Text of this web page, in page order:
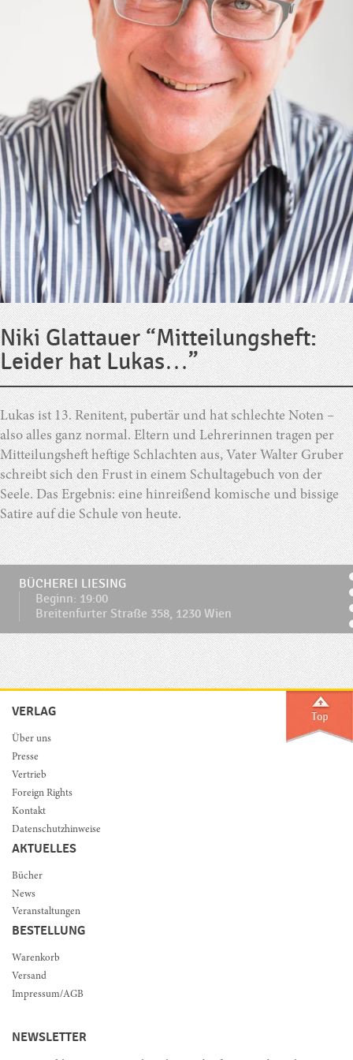
Niki Glattauer “Mitteilungsheft:
Leider hat Lukas…”
Lukas ist 13. Renitent, pubertär und hat schlechte Noten –
also alles ganz normal. Eltern und Lehrerinnen tragen per
Mitteilungsheft heftige Schlachten aus, Vater Walter Gruber
schreibt sich den Frust in einem Schultagebuch von der
Seele. Das Ergebnis: eine hinreißend komische und bissige
Satire auf die Schule von heute.
BÜCHEREI LIESING
Beginn: 19:00
Breitenfurter Straße 358, 1230 Wien
VERLAG
Über uns
Presse
Vertrieb
Foreign Rights
Kontakt
Datenschutzhinweise
AKTUELLES
Bücher
News
Veranstaltungen
BESTELLUNG
Warenkorb
Versand
Impressum/AGB
NEWSLETTER